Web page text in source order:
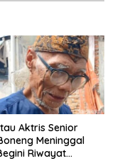
Aktris Senior
Meninggal
Riwayat